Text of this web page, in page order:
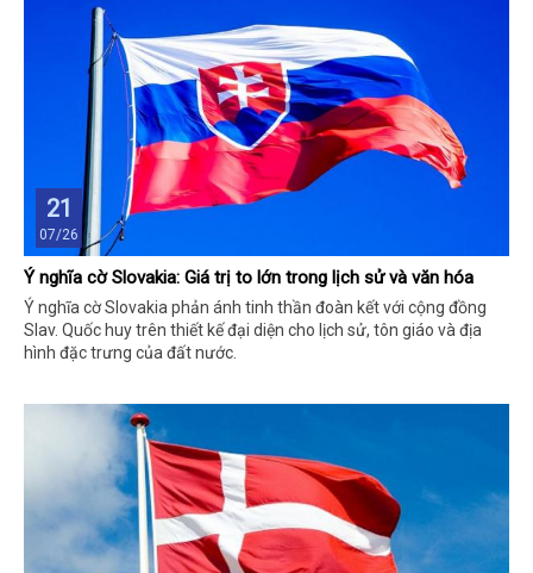
21
07/26
Ý nghĩa cờ Slovakia: Giá trị to lớn trong lịch sử và văn hóa
Ý nghĩa cờ Slovakia phản ánh tinh thần đoàn kết với cộng đồng
Slav. Quốc huy trên thiết kế đại diện cho lịch sử, tôn giáo và địa
hình đặc trưng của đất nước.